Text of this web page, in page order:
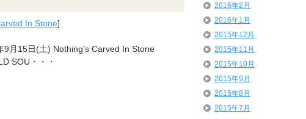
In Stone]
9月15日(土) Nothing’s Carved In Stone
SOU・・・
2016年2月
2016年1月
2015年12月
2015年11月
2015年10月
2015年9月
2015年8月
2015年7月